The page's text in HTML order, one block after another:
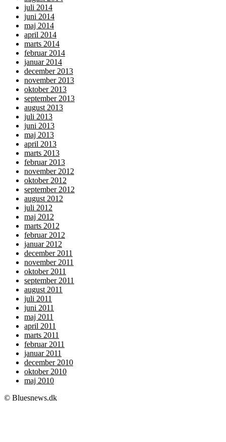
juli 2014
juni 2014
maj 2014
april 2014
marts 2014
februar 2014
januar 2014
december 2013
november 2013
oktober 2013
september 2013
august 2013
juli 2013
juni 2013
maj 2013
april 2013
marts 2013
februar 2013
november 2012
oktober 2012
september 2012
august 2012
juli 2012
maj 2012
marts 2012
februar 2012
januar 2012
december 2011
november 2011
oktober 2011
september 2011
august 2011
juli 2011
juni 2011
maj 2011
april 2011
marts 2011
februar 2011
januar 2011
december 2010
oktober 2010
maj 2010
© Bluesnews.dk